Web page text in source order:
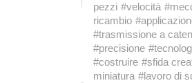
pezzi #velocità
ricambio
#trasmissione a
#precisione
#costruire #sfida
miniatura #lavoro di